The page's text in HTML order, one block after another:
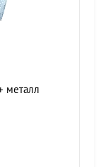
металл